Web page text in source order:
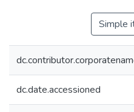
Simple
dc.date.accessioned